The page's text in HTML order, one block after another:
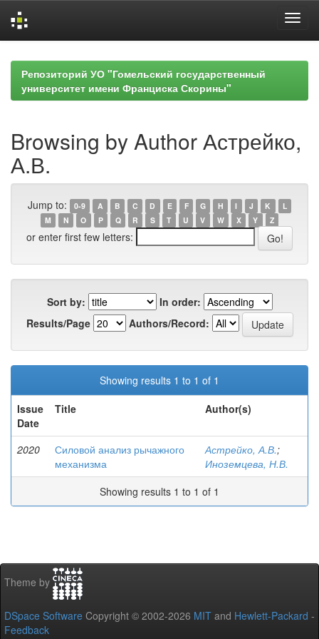
navigationРепозиторий УО "Гомельский государственный
университет имени Франциска Скорины"
Browsing by Author Астрейко,
А.В.
Jump to: 0-9 A B C D E F G H I J K
L
M
N O P Q R S T U V W X Y Z
or enter first few letters:
Sort by:
In order:
Results/Page
Authors/Record:
Showing results 1 to 1 of 1
Issue
Date
Title Author(s)
2020
Силовой анализ рычажного
механизма
Астрейко, А.В.;
Иноземцева, Н.В.
Showing results 1 to 1 of 1
Theme by
DSpace Software Copyright © 2002-2026 MIT and Hewlett-Packard -
Feedback